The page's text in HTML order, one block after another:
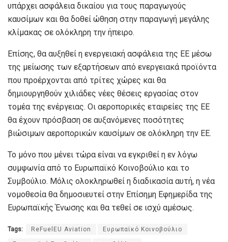
υπάρχει ασφάλεια δικαίου για τους παραγωγούς
καυσίμων και θα δοθεί ώθηση στην παραγωγή μεγάλης
κλίμακας σε ολόκληρη την ήπειρο.
Επίσης, θα αυξηθεί η ενεργειακή ασφάλεια της ΕΕ μέσω
της μείωσης των εξαρτήσεων από ενεργειακά προϊόντα
που προέρχονται από τρίτες χώρες και θα
δημιουργηθούν χιλιάδες νέες θέσεις εργασίας στον
τομέα της ενέργειας. Οι αεροπορικές εταιρείες της ΕΕ
θα έχουν πρόσβαση σε αυξανόμενες ποσότητες
βιώσιμων αεροπορικών καυσίμων σε ολόκληρη την ΕΕ.
Το μόνο που μένει τώρα είναι να εγκριθεί η εν λόγω
συμφωνία από το Ευρωπαϊκό Κοινοβούλιο και το
Συμβούλιο. Μόλις ολοκληρωθεί η διαδικασία αυτή, η νέα
νομοθεσία θα δημοσιευτεί στην Επίσημη Εφημερίδα της
Ευρωπαϊκής Ένωσης και θα τεθεί σε ισχύ αμέσως.
Tags: ReFuelEU Aviation Ευρωπαϊκό Κοινοβούλιο